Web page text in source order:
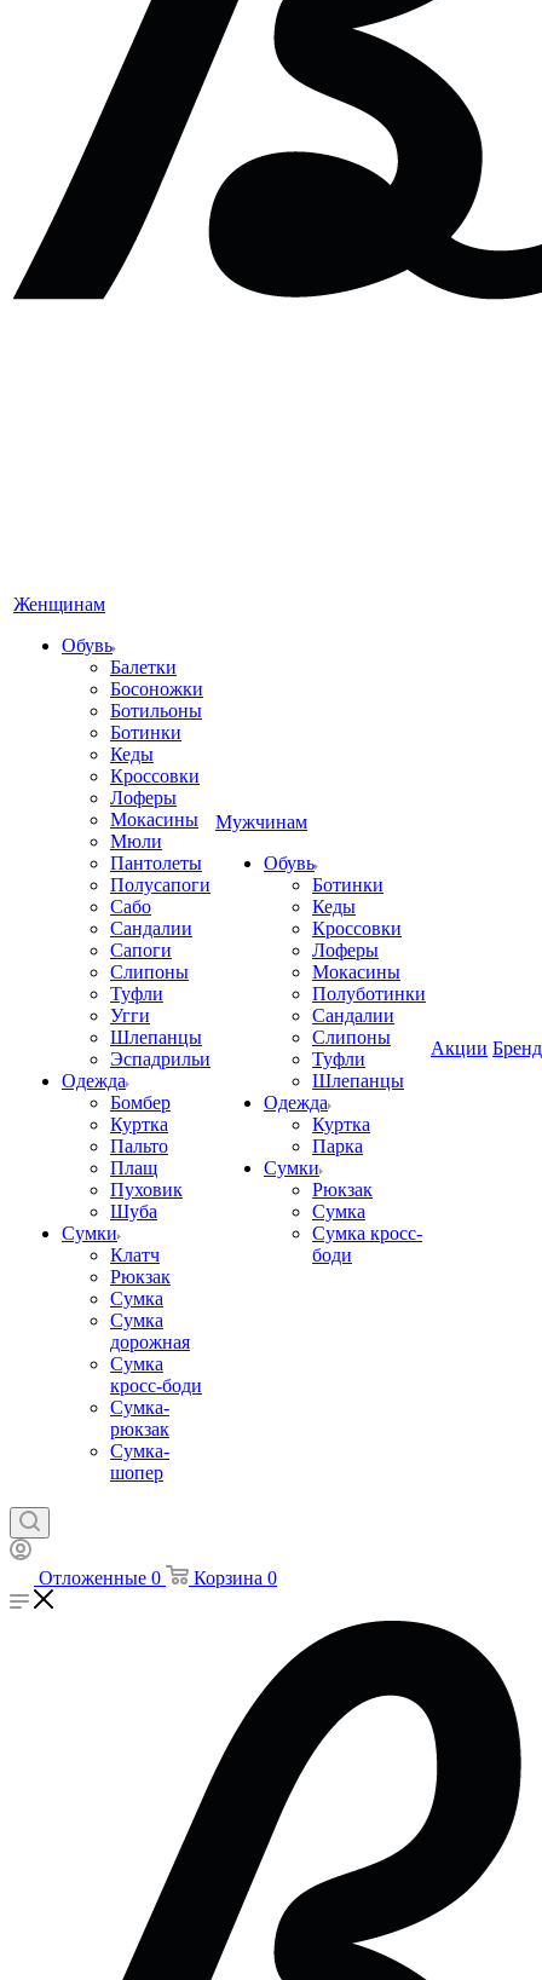
Женщинам
Обувь
Балетки
Босоножки
Ботильоны
Ботинки
Кеды
Кроссовки
Лоферы
Мокасины
Мюли
Пантолеты
Полусапоги
Сабо
Сандалии
Сапоги
Слипоны
Туфли
Угги
Шлепанцы
Эспадрильи
Одежда
Бомбер
Куртка
Пальто
Плащ
Пуховик
Шуба
Сумки
Клатч
Рюкзак
Сумка
Сумка
дорожная
Сумка
кросс-боди
Сумка-
рюкзак
Сумка-
шопер
Мужчинам
Обувь
Ботинки
Кеды
Кроссовки
Лоферы
Мокасины
Полуботинки
Сандалии
Слипоны
Туфли
Шлепанцы
Одежда
Куртка
Парка
Сумки
Рюкзак
Сумка
Сумка кросс-
боди
Акции
Отложенные 0 Корзина 0